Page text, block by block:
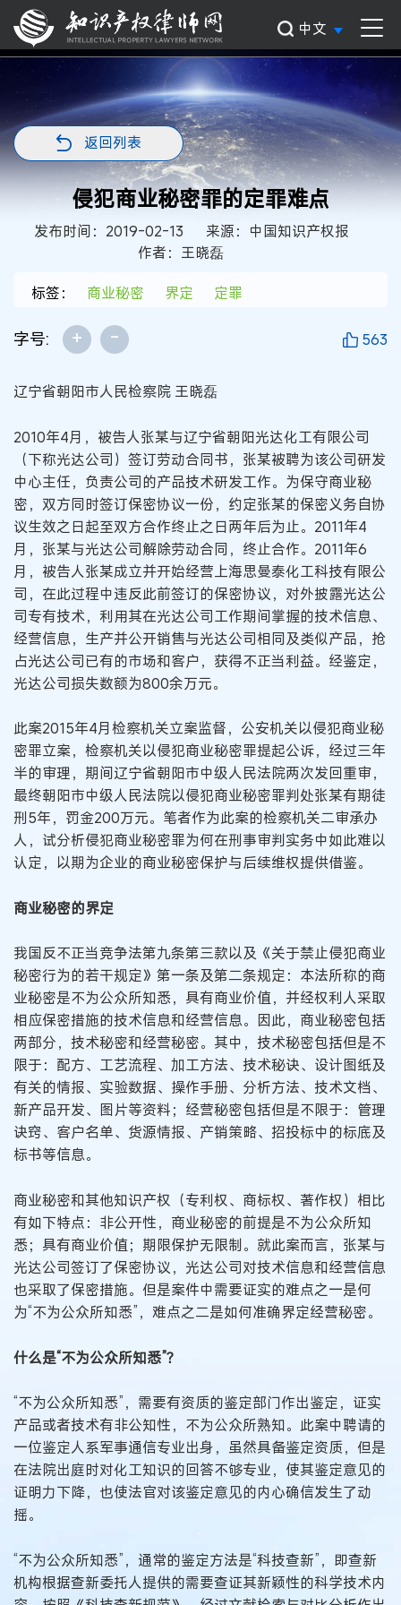
中文
返回列表
侵犯商业秘密罪的定罪难点
发布时间：2019-02-13
来源：中国知识产权报
作者：王晓磊
标签： 商业秘密 界定 定罪
字号: + - 563
辽宁省朝阳市人民检察院 王晓磊
2010年4月，被告人张某与辽宁省朝阳光达化工有限公司
（下称光达公司）签订劳动合同书，张某被聘为该公司研发
中心主任，负责公司的产品技术研发工作。为保守商业秘
密，双方同时签订保密协议一份，约定张某的保密义务自协
议生效之日起至双方合作终止之日两年后为止。2011年4
月，张某与光达公司解除劳动合同，终止合作。2011年6
月，被告人张某成立并开始经营上海思曼泰化工科技有限公
司，在此过程中违反此前签订的保密协议，对外披露光达公
司专有技术，利用其在光达公司工作期间掌握的技术信息、
经营信息，生产并公开销售与光达公司相同及类似产品，抢
占光达公司已有的市场和客户，获得不正当利益。经鉴定，
光达公司损失数额为800余万元。
此案2015年4月检察机关立案监督，公安机关以侵犯商业秘
密罪立案，检察机关以侵犯商业秘密罪提起公诉，经过三年
半的审理，期间辽宁省朝阳市中级人民法院两次发回重审，
最终朝阳市中级人民法院以侵犯商业秘密罪判处张某有期徒
刑5年，罚金200万元。笔者作为此案的检察机关二审承办
人，试分析侵犯商业秘密罪为何在刑事审判实务中如此难以
认定，以期为企业的商业秘密保护与后续维权提供借鉴。
商业秘密的界定
我国反不正当竞争法第九条第三款以及《关于禁止侵犯商业
秘密行为的若干规定》第一条及第二条规定：本法所称的商
业秘密是不为公众所知悉，具有商业价值，并经权利人采取
相应保密措施的技术信息和经营信息。因此，商业秘密包括
两部分，技术秘密和经营秘密。其中，技术秘密包括但是不
限于：配方、工艺流程、加工方法、技术秘诀、设计图纸及
有关的情报、实验数据、操作手册、分析方法、技术文档、
新产品开发、图片等资料；经营秘密包括但是不限于：管理
诀窍、客户名单、货源情报、产销策略、招投标中的标底及
标书等信息。
商业秘密和其他知识产权（专利权、商标权、著作权）相比
有如下特点：非公开性，商业秘密的前提是不为公众所知
悉；具有商业价值；期限保护无限制。就此案而言，张某与
光达公司签订了保密协议，光达公司对技术信息和经营信息
也采取了保密措施。但是案件中需要证实的难点之一是何
为“不为公众所知悉”，难点之二是如何准确界定经营秘密。
什么是“不为公众所知悉”？
“不为公众所知悉”，需要有资质的鉴定部门作出鉴定，证实
产品或者技术有非公知性，不为公众所熟知。此案中聘请的
一位鉴定人系军事通信专业出身，虽然具备鉴定资质，但是
在法院出庭时对化工知识的回答不够专业，使其鉴定意见的
证明力下降，也使法官对该鉴定意见的内心确信发生了动
摇。
“不为公众所知悉”，通常的鉴定方法是“科技查新”，即查新
机构根据查新委托人提供的需要查证其新颖性的科学技术内